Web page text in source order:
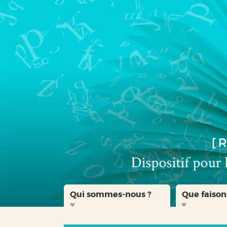
Aller
menu
Aller
contenu
Aller
la
recherche
Qui sommes-nous ? Que